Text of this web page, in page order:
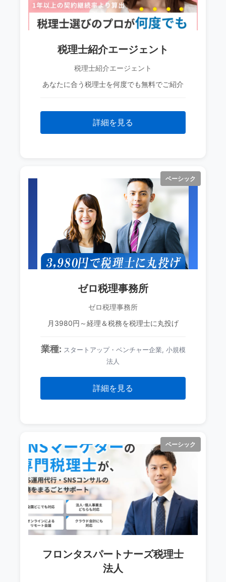
税理士紹介エージェント
税理士紹介エージェント
あなたに合う税理士を何度でも無料でご紹介
詳細を見る
ベーシック
ゼロ税理事務所
ゼロ税理事務所
月3980円～経理＆税務を税理士に丸投げ
業種: スタートアップ・ベンチャー企業, 小規模
法人
詳細を見る
ベーシック
フロンタスパートナーズ税理士
法人